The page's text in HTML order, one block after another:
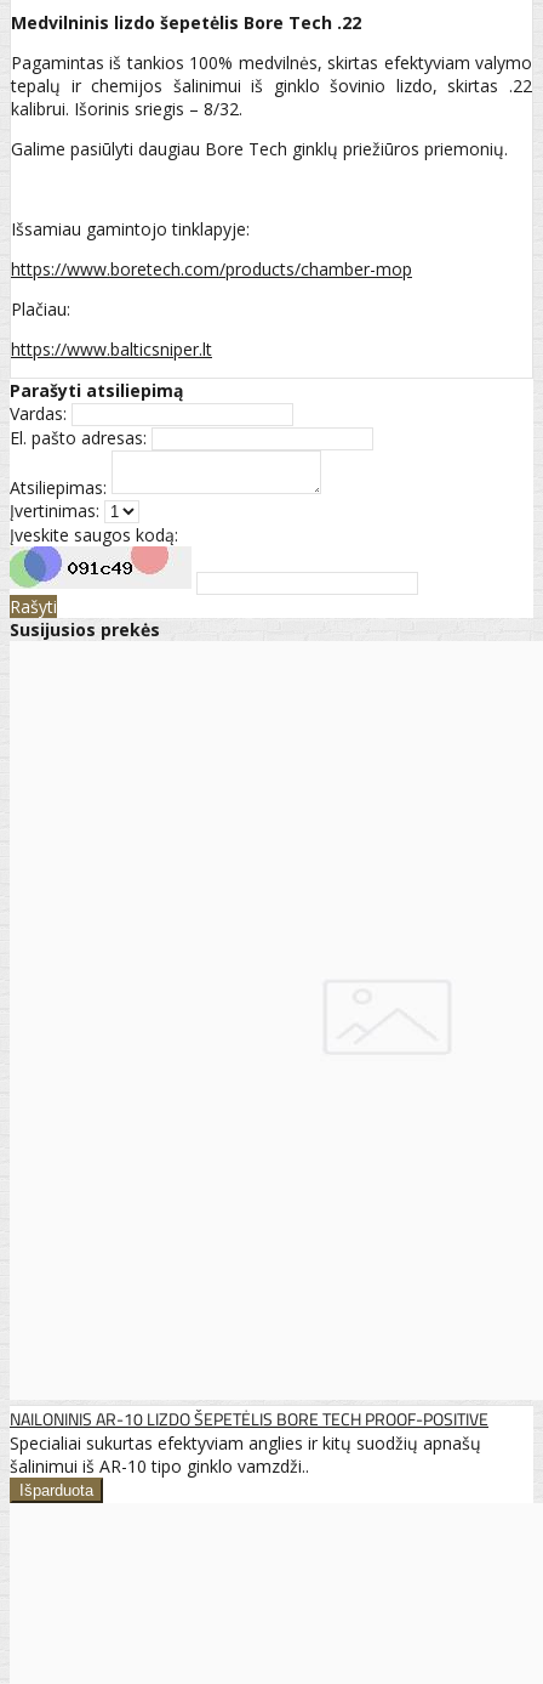
Medvilninis lizdo šepetėlis Bore Tech .22
Pagamintas iš tankios 100% medvilnės, skirtas efektyviam valymo
tepalų ir chemijos šalinimui iš ginklo šovinio lizdo, skirtas .22
kalibrui. Išorinis sriegis – 8/32.
Galime pasiūlyti daugiau Bore Tech ginklų priežiūros priemonių.
Išsamiau gamintojo tinklapyje:
https://www.boretech.com/products/chamber-mop
Plačiau:
https://www.balticsniper.lt
Parašyti atsiliepimą
Vardas:
El. pašto adresas:
Atsiliepimas:
Įvertinimas:
Įveskite saugos kodą:
Rašyti
Susijusios prekės
NAILONINIS AR-10 LIZDO ŠEPETĖLIS BORE TECH PROOF-POSITIVE
Specialiai sukurtas efektyviam anglies ir kitų suodžių apnašų
šalinimui iš AR-10 tipo ginklo vamzdži..